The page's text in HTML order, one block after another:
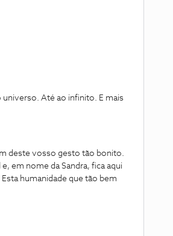
Até ao infinito. E mais
deste vosso gesto tão bonito.
em nome da Sandra, fica aqui
humanidade que tão bem